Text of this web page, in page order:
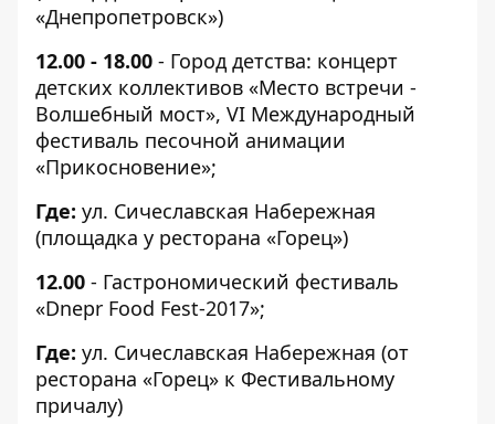
«Днепропетровск»)
12.00 - 18.00 - Город детства: концерт
детских коллективов «Место встречи -
Волшебный мост», VI Международный
фестиваль песочной анимации
«Прикосновение»;
Где: ул. Сичеславская Набережная
(площадка у ресторана «Горец»)
12.00 - Гастрономический фестиваль
«Dnepr Food Fest-2017»;
Где: ул. Сичеславская Набережная (от
ресторана «Горец» к Фестивальному
причалу)